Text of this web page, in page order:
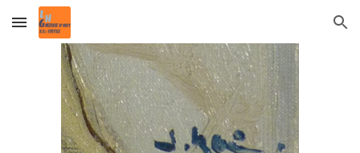
Skip to main content Skip to navigation